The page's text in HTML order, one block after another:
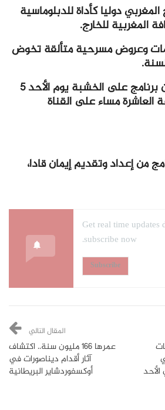
دوليا كأداة للدبلوماسية
المغربية للخارج.
وعروض مسرحية متألقة تخوض
ترقبوا هذه الحلقة من برنامج على الخشبة يوم الأحد 5
الساعة العاشرة مساء على القناة
من إعداد وتقديم إيمان قادا،
Get real time
subscribe now.
Subscribe
الأحد
المقال التالي
عمرها 166 مليون سنة.. اكتشاف
آثار أقدام ديناصورات في
أوكسفوردشاير البريطانية